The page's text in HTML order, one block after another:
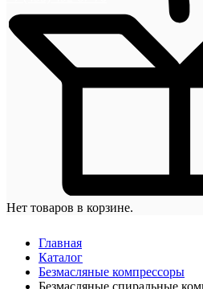
Нет товаров в корзине.
Главная
Каталог
Безмасляные компрессоры